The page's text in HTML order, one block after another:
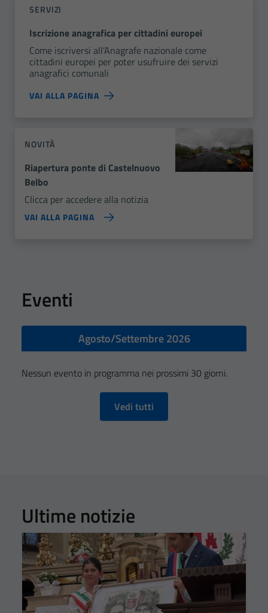
SERVIZI
Iscrizione anagrafica per cittadini europei
Come iscriversi all’Anagrafe nazionale come
cittadini europei per poter usufruire dei servizi
anagrafici comunali
VAI ALLA PAGINA
NOVITÀ
Riapertura ponte di Castelnuovo
Belbo
Clicca per accedere alla notizia
VAI ALLA PAGINA
Eventi
Agosto/Settembre 2026
Nessun evento in programma nei prossimi 30 giorni.
Vedi tutti
Ultime notizie